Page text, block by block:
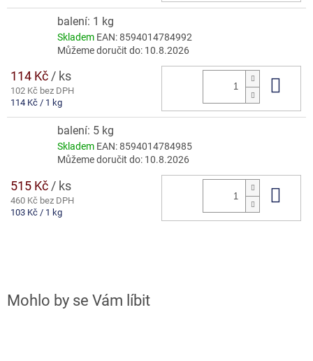
balení: 1 kg
Skladem EAN:8594014784992
Můžeme doručit do: 10.8.2026
114 Kč/ ks
102 Kč bez DPH
Měrná
114 Kč / 1 kg
balení: 5 kg
Skladem EAN:8594014784985
Můžeme doručit do: 10.8.2026
515 Kč / ks
460 Kč bez DPH
Měrná
103 Kč / 1 kg